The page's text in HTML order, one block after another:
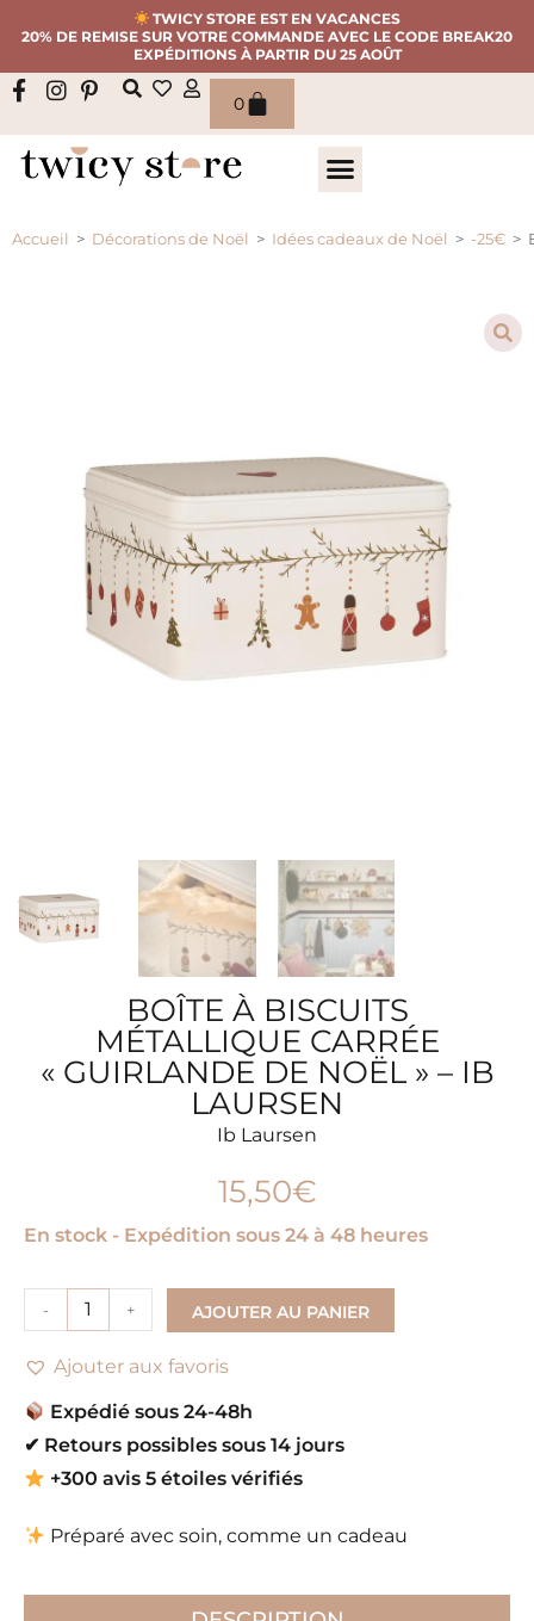
TWICY STORE EST EN VACANCES
20% DE REMISE SUR VOTRE COMMANDE AVEC LE CODE BREAK20
EXPÉDITIONS À PARTIR DU 25 AOÛT
0
Accueil > Décorations de Noël > Idées cadeaux de Noël > -25€ >
BOÎTE À BISCUITS
MÉTALLIQUE CARRÉE
« GUIRLANDE DE NOËL » – IB
LAURSEN
Ib Laursen
15,50€
En stock - Expédition sous 24 à 48 heures
- + AJOUTER AU PANIER
Ajouter aux favoris
Expédié sous 24-48h
✔ Retours possibles sous 14 jours
+300 avis 5 étoiles vérifiés
Préparé avec soin, comme un cadeau